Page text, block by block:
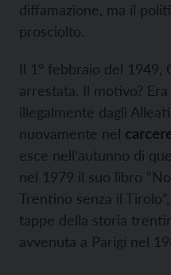
diffamazione, ma il
prosciolto.
Il 1° febbraio del 1949,
arrestata. Il motivo?
illegalmente dagli
nuovamente nel
esce nell’autunno di
nel 1979 il suo libro
Trentino senza il
tappe della storia
avvenuta a Parigi nel